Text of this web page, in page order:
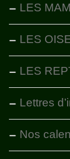
LES
LES
LES
Lettres
Nos